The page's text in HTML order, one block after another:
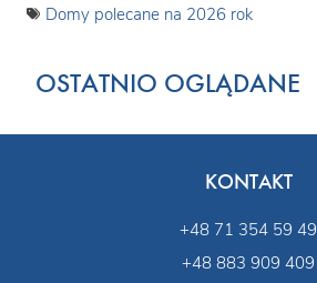
Domy polecane na 2026 rok
OSTATNIO OGLĄDANE
KONTAKT
+48 71 354 59 49
+48 883 909 409